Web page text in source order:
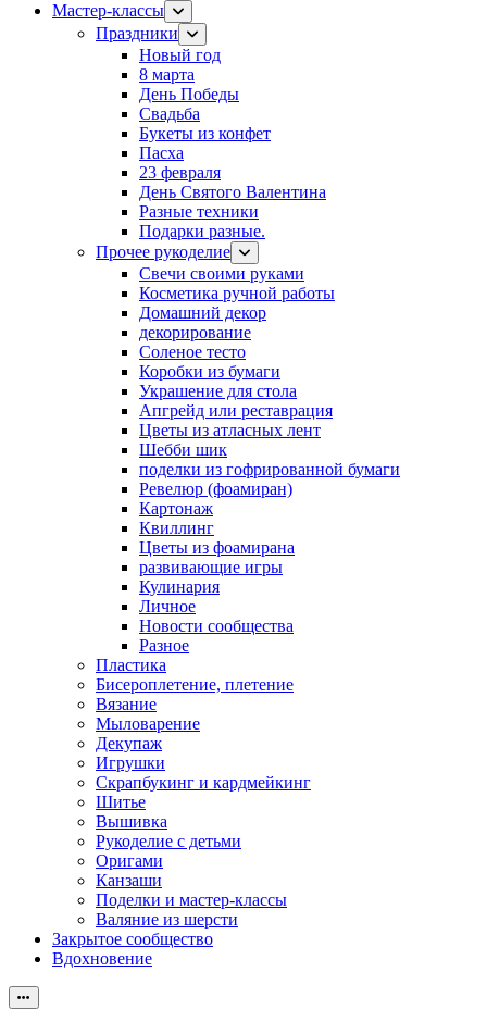
Мастер-классы
Праздники
Новый год
8 марта
День Победы
Свадьба
Букеты из конфет
Пасха
23 февраля
День Святого Валентина
Разные техники
Подарки разные.
Прочее рукоделие
Свечи своими руками
Косметика ручной работы
Домашний декор
декорирование
Соленое тесто
Коробки из бумаги
Украшение для стола
Апгрейд или реставрация
Цветы из атласных лент
Шебби шик
поделки из гофрированной бумаги
Ревелюр (фоамиран)
Картонаж
Квиллинг
Цветы из фоамирана
развивающие игры
Кулинария
Личное
Новости сообщества
Разное
Пластика
Бисероплетение, плетение
Вязание
Мыловарение
Декупаж
Игрушки
Скрапбукинг и кардмейкинг
Шитье
Вышивка
Рукоделие с детьми
Оригами
Канзаши
Поделки и мастер-классы
Валяние из шерсти
Закрытое сообщество
Вдохновение